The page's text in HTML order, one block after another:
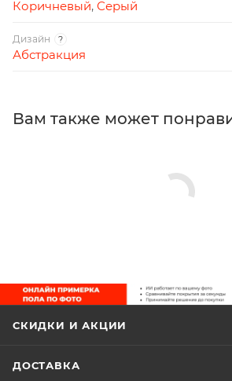
Коричневый, Серый
Дизайн ?
Абстракция
Вам также может
СКИДКИ И АКЦИИ
ДОСТАВКА